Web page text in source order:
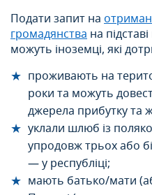
Подати запит на
громадянства на
можуть іноземці, які
проживають на
роки та можуть
джерела прибутку та
уклали шлюб із
упродовж трьох або
— у республіці;
мають батько/мати